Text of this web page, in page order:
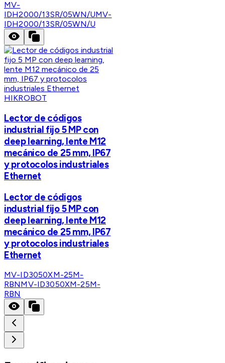
MV-
IDH2000/13SR/05WN/UMV-
IDH2000/13SR/05WN/U
HIKROBOT
Lector de códigos
industrial fijo 5 MP con
deep learning, lente M12
mecánico de 25 mm, IP67
y protocolos industriales
Ethernet
Lector de códigos
industrial fijo 5 MP con
deep learning, lente M12
mecánico de 25 mm, IP67
y protocolos industriales
Ethernet
MV-ID3050XM-25M-
RBNMV-ID3050XM-25M-
RBN